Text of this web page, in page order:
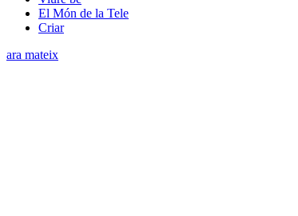
El Món de la Tele
Criar
ara mateix